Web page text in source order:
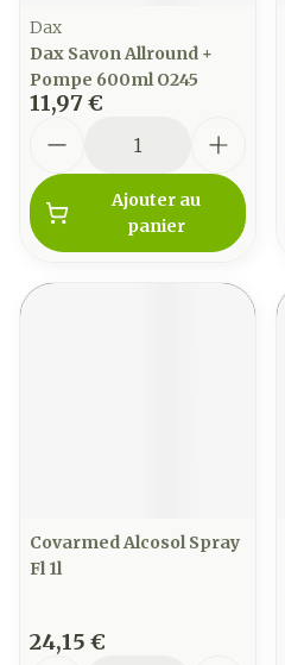
Dax
Dax Savon Allround +
Pompe 600ml O245
11,97 €
Ajouter au
panier
Covarmed Alcosol Spray
Fl 1l
24,15 €